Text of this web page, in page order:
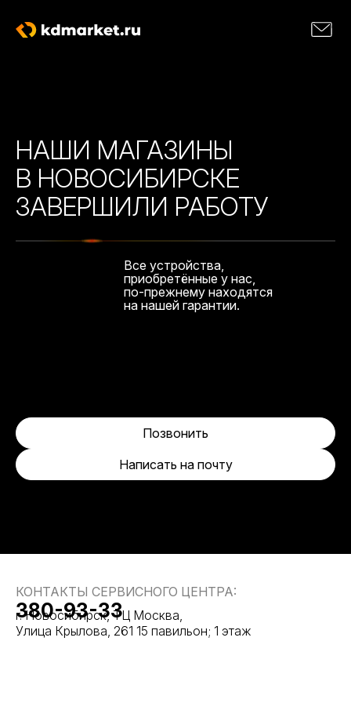
НАШИ МАГАЗИНЫ
В НОВОСИБИРСКЕ
ЗАВЕРШИЛИ РАБОТУ
Все устройства,
приобретённые у нас,
по-прежнему находятся
на нашей гарантии.
Написать на почту
Позвонить
КОНТАКТЫ СЕРВИСНОГО ЦЕНТРА:
г. Новосибирск, ТЦ Москва,
Улица Крылова, 261 15 павильон; 1 этаж
380-93-33